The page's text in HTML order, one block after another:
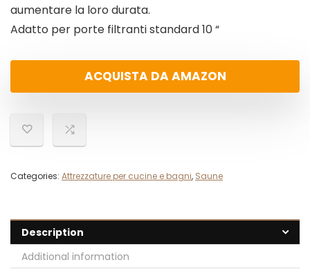
aumentare la loro durata.
Adatto per porte filtranti standard 10 “
ACQUISTA DA AMAZON
Categories: Attrezzature per cucine e bagni, Saune
Description
Additional information